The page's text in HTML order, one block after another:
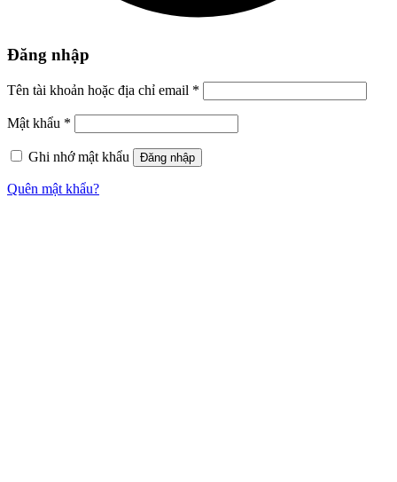
Đăng nhập
Tên tài khoản hoặc địa chỉ email *
Mật khẩu *
Ghi nhớ mật khẩu Đăng nhập
Quên mật khẩu?